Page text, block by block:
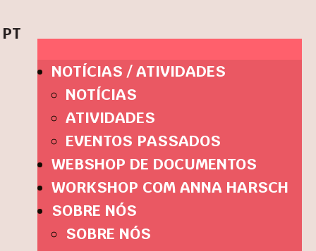
NOTÍCIAS / ATIVIDADES
NOTÍCIAS
ATIVIDADES
EVENTOS PASSADOS
WEBSHOP DE DOCUMENTOS
WORKSHOP COM ANNA HARSCH
SOBRE NÓS
SOBRE NÓS
PT